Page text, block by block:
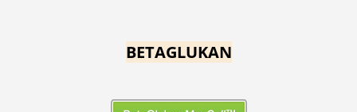
BETAGLUKAN